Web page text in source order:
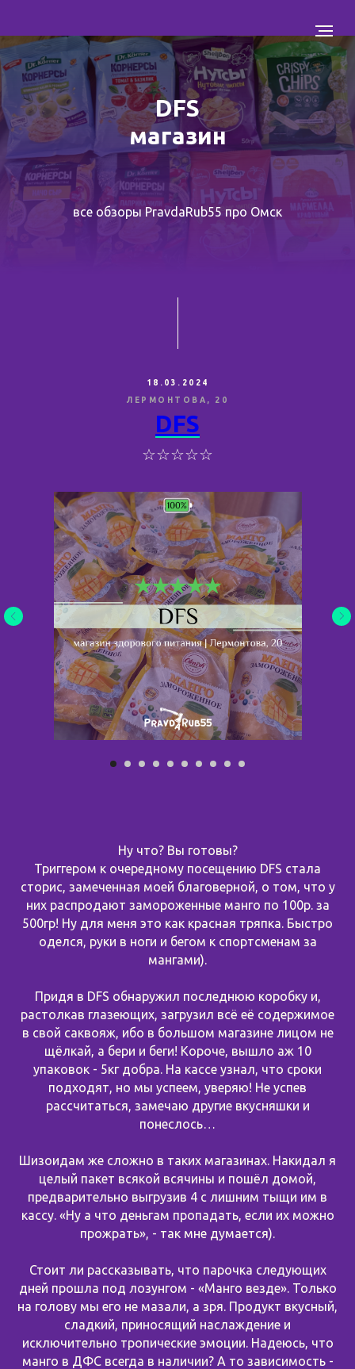
DFS
магазин
все обзоры PravdaRub55 про Омск
18.03.2024
ЛЕРМОНТОВА, 20
DFS
☆☆☆☆☆
Ну что? Вы готовы?
Триггером к очередному посещению DFS стала
сторис, замеченная моей благоверной, о том, что у
них распродают замороженные манго по 100р. за
500гр! Ну для меня это как красная тряпка. Быстро
оделся, руки в ноги и бегом к спортсменам за
мангами).
Придя в DFS обнаружил последнюю коробку и,
растолкав глазеющих, загрузил всё её содержимое
в свой саквояж, ибо в большом магазине лицом не
щёлкай, а бери и беги! Короче, вышло аж 10
упаковок - 5кг добра. На кассе узнал, что сроки
подходят, но мы успеем, уверяю! Не успев
рассчитаться, замечаю другие вкусняшки и
понеслось…
Шизоидам же сложно в таких магазинах. Накидал я
целый пакет всякой всячины и пошёл домой,
предварительно выгрузив 4 с лишним тыщи им в
кассу. «Ну а что деньгам пропадать, если их можно
прожрать», - так мне думается).
Стоит ли рассказывать, что парочка следующих
дней прошла под лозунгом - «Манго везде». Только
на голову мы его не мазали, а зря. Продукт вкусный,
сладкий, приносящий наслаждение и
исключительно тропические эмоции. Надеюсь, что
манго в ДФС всегда в наличии? А то зависимость -